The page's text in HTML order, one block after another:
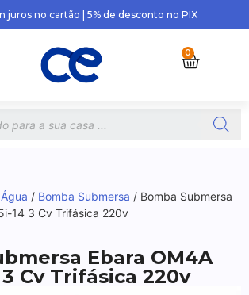
juros no cartão | 5% de desconto no PIX
0
/ Bomba Submersa / Bomba Submersa
14 3 Cv Trifásica 220v
Ebara OM4A
Cv Trifásica 220v